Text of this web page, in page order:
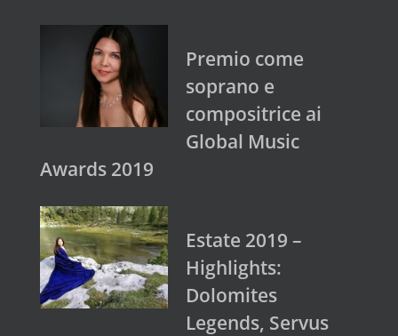
Premio come
soprano e
compositrice ai
Global Music
Awards 2019
Estate 2019 –
Highlights:
Dolomites
Legends, Servus